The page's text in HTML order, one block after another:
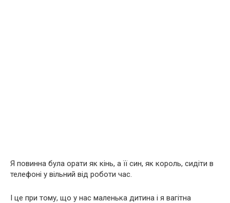
Я повинна була орати як кінь, а її син, як король, сидіти в
телефоні у вільний від роботи час.
І це при тому, що у нас маленька дитина і я вагітна